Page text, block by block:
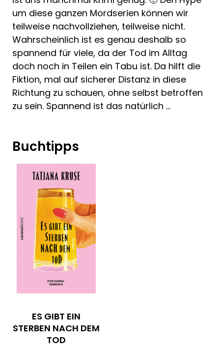
um diese ganzen Mordserien können wir
teilweise nachvollziehen, teilweise nicht.
Wahrscheinlich ist es genau deshalb so
spannend für viele, da der Tod im Alltag
doch noch in Teilen ein Tabu ist. Da hilft die
Fiktion, mal auf sicherer Distanz in diese
Richtung zu schauen, ohne selbst betroffen
zu sein. Spannend ist das natürlich …
Buchtipps
ES GIBT EIN
STERBEN NACH DEM
TOD